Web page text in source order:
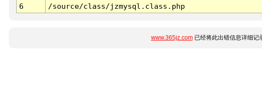
6
/source/class/jzmysql.class.php
www.365jz.com已经将此出错信息详细记